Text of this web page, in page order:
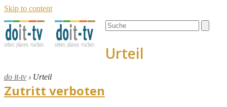
Skip to content
Open
mobile
Close
mobile
Search
Urteil
do it-tv › Urteil
Zutritt verboten